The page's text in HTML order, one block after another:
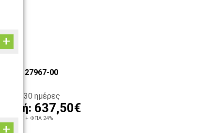
ΚΩΔ: 27967-00
15-30 ημέρες
Τιμή: 637,50€
+ ΦΠΑ 24%